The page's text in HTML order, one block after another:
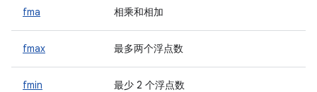
fma 相乘和相加
fmax 最多两个浮点数
fmin 最少 2 个浮点数